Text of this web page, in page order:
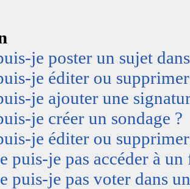
je poster un sujet
je éditer ou supprimer
je ajouter une
je créer un sondage ?
je éditer ou
puis-je pas accéder à
puis-je pas voter dans